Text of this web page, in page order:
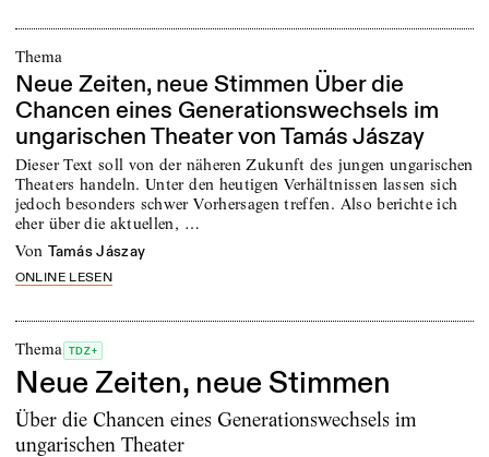
Thema
Neue Zeiten, neue Stimmen Über die
Chancen eines Generationswechsels im
ungarischen Theater von Tamás Jászay
Dieser Text soll von der näheren Zukunft des jungen ungarischen
Theaters handeln. Unter den heutigen Verhältnissen lassen sich
jedoch besonders schwer Vorhersagen treffen. Also berichte ich
eher über die aktuellen, …
von Tamás Jászay
ONLINE LESEN
Thema TDZ+
Neue Zeiten, neue Stimmen
Über die Chancen eines Generationswechsels im
ungarischen Theater